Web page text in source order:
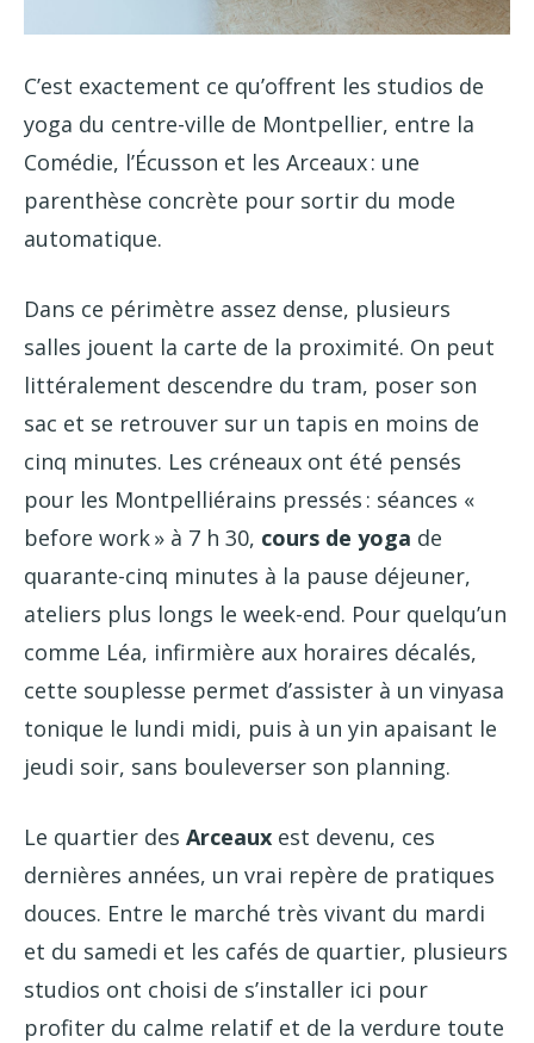
C’est exactement ce qu’offrent les studios de
yoga du centre-ville de Montpellier, entre la
Comédie, l’Écusson et les Arceaux : une
parenthèse concrète pour sortir du mode
automatique.
Dans ce périmètre assez dense, plusieurs
salles jouent la carte de la proximité. On peut
littéralement descendre du tram, poser son
sac et se retrouver sur un tapis en moins de
cinq minutes. Les créneaux ont été pensés
pour les Montpelliérains pressés : séances «
before work » à 7 h 30, cours de yoga de
quarante-cinq minutes à la pause déjeuner,
ateliers plus longs le week-end. Pour quelqu’un
comme Léa, infirmière aux horaires décalés,
cette souplesse permet d’assister à un vinyasa
tonique le lundi midi, puis à un yin apaisant le
jeudi soir, sans bouleverser son planning.
Le quartier des Arceaux est devenu, ces
dernières années, un vrai repère de pratiques
douces. Entre le marché très vivant du mardi
et du samedi et les cafés de quartier, plusieurs
studios ont choisi de s’installer ici pour
profiter du calme relatif et de la verdure toute